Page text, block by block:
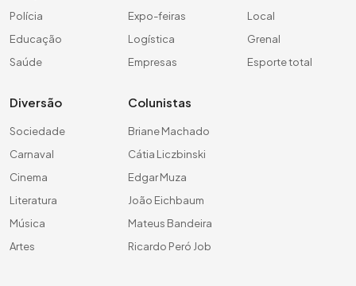
Polícia
Educação
Saúde
Expo-feiras
Logística
Empresas
Local
Grenal
Esporte total
Diversão
Sociedade
Carnaval
Cinema
Literatura
Música
Artes
Colunistas
Briane Machado
Cátia Liczbinski
Edgar Muza
João Eichbaum
Mateus Bandeira
Ricardo Peró Job